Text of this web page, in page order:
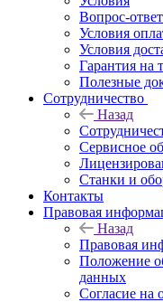
Вопрос-ответ
Условия
Условия
Гарантия на
Полезные
Сотрудничество
Назад
Сервисное
Станки и
Контакты
Правовая
Назад
Правовая
Положение
данных
Согласие на